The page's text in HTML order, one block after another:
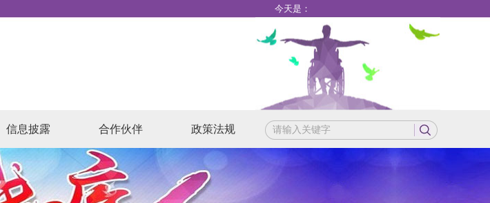
今天是：
信息披露 合作伙伴 政策法规